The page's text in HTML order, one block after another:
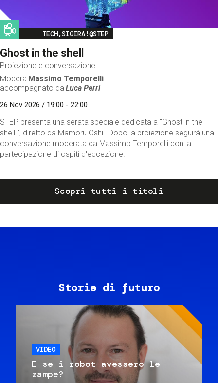
Image
TECH,SIGIRA!@STEP
Ghost in the shell
Proiezione e conversazione
Modera Massimo Temporelli
accompagnato da Luca Perri
26 Nov 2026 / 19:00 - 22:00
STEP presenta una serata speciale dedicata a "Ghost in the
shell ", diretto da Mamoru Oshii. Dopo la proiezione seguirà una
conversazione moderata da Massimo Temporelli con la
partecipazione di ospiti d'eccezione.
Scopri tutti i titoli
Storie di futuro
VIDEO
E se i robot avessero le
zampe?